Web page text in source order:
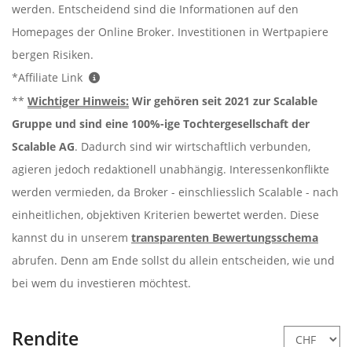
werden. Entscheidend sind die Informationen auf den
Homepages der Online Broker. Investitionen in Wertpapiere
bergen Risiken.
*Affiliate Link
** Wichtiger Hinweis: Wir gehören seit 2021 zur Scalable
Gruppe und sind eine 100%-ige Tochtergesellschaft der
Scalable AG. Dadurch sind wir wirtschaftlich verbunden,
agieren jedoch redaktionell unabhängig. Interessenkonflikte
werden vermieden, da Broker - einschliesslich Scalable - nach
einheitlichen, objektiven Kriterien bewertet werden. Diese
kannst du in unserem transparenten Bewertungsschema
abrufen. Denn am Ende sollst du allein entscheiden, wie und
bei wem du investieren möchtest.
Rendite